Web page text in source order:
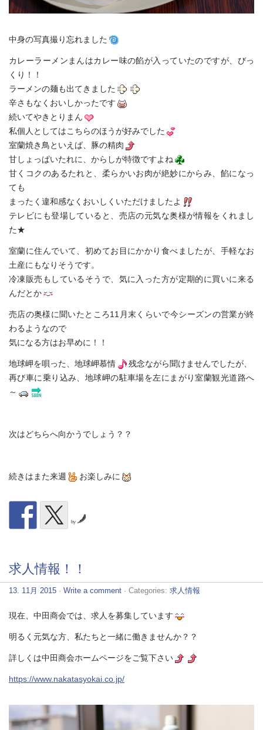
中身の写真撮り忘れました
カレーラーメンまんはカレー味の餡が入っていたのですが、びっ
くり！！
ラーメンの麺も出てきました
辛さもなくおいしかったです
続いてやきとりまん
私個人としてはこちらのほうが好みでした
室蘭焼き鳥といえば、豚の精肉
甘しょっぱいたれに、からしが特徴ですよね
甘くコクのあるたれと、柔らかいお肉が絶妙にからみ、餡になっ
ても
まったく違和感なくおいしくいただけましたよ
テレビにも登場していると、売店の元気な奥様が情報をくれまし
た★
室蘭に住んでいて、初めてお目にかかり食べましたが、手軽なお
土産にもなりそうです。
冷凍販売もしているそうで、気に入った方が定期的に買いに来る
んだとか
売店の奥様に聞いたところ11月末くらいで今シーズンの営業が終
わるようなので
気になる方はお早めに！！
地球岬を唄った、地球岬慕情
残念ながら聞けませんでしたが、
再び車に乗り込み、地球岬の駐車場を左にまがり室蘭観光道路へ
～
次はどちらへ向かうでしょう？？
続きはまた来週 お楽しみに
by
求人情報！！
13. 11月 2015 · Write a comment · Categories: 求人情報
現在、中田商会では、求人を募集しています
明るく元気な方、私たちと一緒に働きませんか？？
詳しくは中田商会ホームページをご覧下さい
https://www.nakatasyokai.co.jp/